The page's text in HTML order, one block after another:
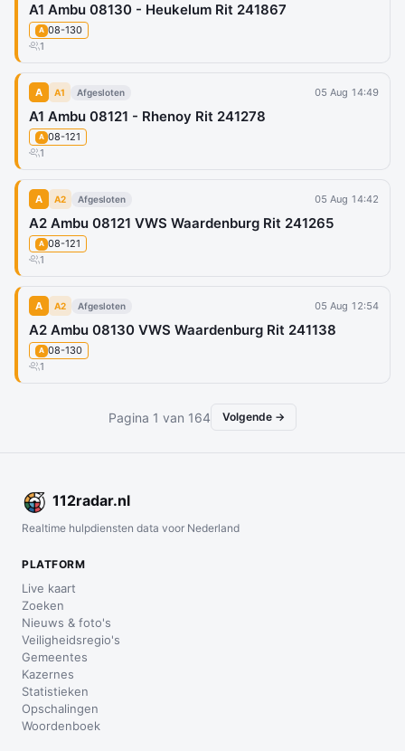
A1 Ambu 08130 - Heukelum Rit 241867
A 08-130
1
A A1 Afgesloten 05 Aug 14:49
A1 Ambu 08121 - Rhenoy Rit 241278
A 08-121
1
A A2 Afgesloten 05 Aug 14:42
A2 Ambu 08121 VWS Waardenburg Rit 241265
A 08-121
1
A A2 Afgesloten 05 Aug 12:54
A2 Ambu 08130 VWS Waardenburg Rit 241138
A 08-130
1
Pagina 1 van 164 Volgende →
112radar.nl
Realtime hulpdiensten data voor Nederland
PLATFORM
Live kaart
Zoeken
Nieuws & foto's
Veiligheidsregio's
Gemeentes
Kazernes
Statistieken
Opschalingen
Woordenboek